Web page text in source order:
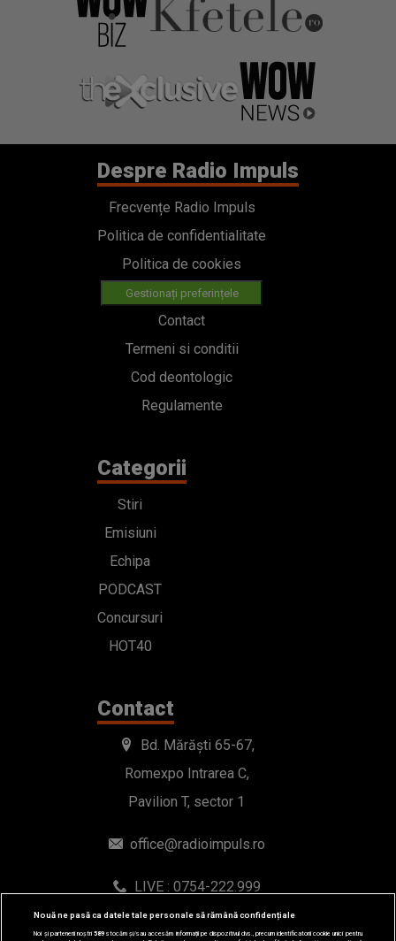
Despre Radio Impuls
Frecvențe Radio Impuls
Politica de confidentialitate
Politica de cookies
Gestionați preferințele
Contact
Termeni si conditii
Cod deontologic
Regulamente
Categorii
Stiri
Emisiuni
Echipa
PODCAST
Concursuri
HOT40
Contact
Bd. Mărăști 65-67,
Romexpo Intrarea C,
Pavilion T, sector 1
office@radioimpuls.ro
LIVE : 0754-222.999
WhatsApp: 0754-222.999
Nouă ne pasă ca datele tale personale să rămână confidențiale
Noi și partenerii noștri589stocăm și/sau accesăm informații pe dispozitivul dvs., precum identificatorii cookie unici pentru